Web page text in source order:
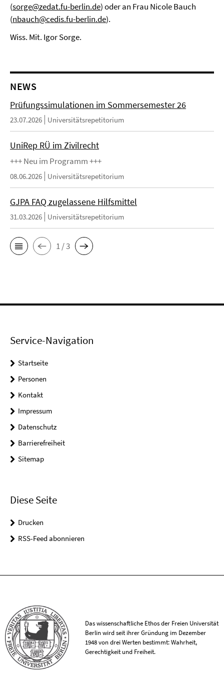
(sorge@zedat.fu-berlin.de) oder an Frau Nicole Bauch
(nbauch@cedis.fu-berlin.de).
Wiss. Mit. Igor Sorge.
NEWS
Prüfungssimulationen im Sommersemester 26
23.07.2026 Universitätsrepetitorium
UniRep RÜ im Zivilrecht
+++ Neu im Programm +++
08.06.2026 Universitätsrepetitorium
GJPA FAQ zugelassene Hilfsmittel
31.03.2026 Universitätsrepetitorium
1 / 3
Service-Navigation
Startseite
Personen
Kontakt
Impressum
Datenschutz
Barrierefreiheit
Sitemap
Diese Seite
Drucken
RSS-Feed abonnieren
Das wissenschaftliche Ethos der Freien Universität
Berlin wird seit ihrer Gründung im Dezember
1948 von drei Werten bestimmt: Wahrheit,
Gerechtigkeit und Freiheit.